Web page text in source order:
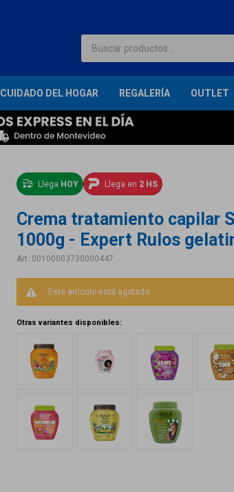
CUIDADO DEL HOGAR REGALERÍA OUTLET
Llega HOY Llega en 2 HS
Crema tratamiento capilar
1000g - Expert Rulos
00100003730000447
Este artículo está agotado.
Otras variantes disponibles: